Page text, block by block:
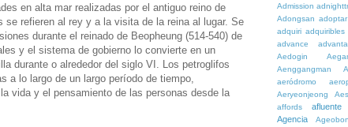
en alta mar realizadas por el antiguo reino de
refieren al rey y a la visita de la reina al lugar. Se
durante el reinado de Beopheung (514-540) de
y el sistema de gobierno lo convierte en un
durante o alrededor del siglo VI. Los petroglifos
a lo largo de un largo período de tiempo,
vida y el pensamiento de las personas desde la
Admission
Adongsan adoptar
adquiri adquiribles
advance
Aedogin
Aenggangman
aeródromo
Aeryeonjeong
affords
afluente
Agencia